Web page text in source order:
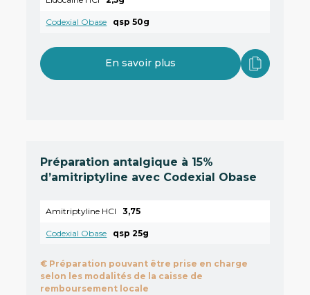
Codexial Obase qsp 50g
En savoir plus
Préparation antalgique à 15%
d’amitriptyline avec Codexial Obase
Amitriptyline HCl 3,75
Codexial Obase qsp 25g
€ Préparation pouvant être prise en charge
selon les modalités de la caisse de
remboursement locale